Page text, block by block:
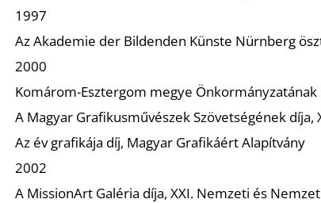
1997
Az Akademie der Bildenden Künste Nürnberg
2000
Komárom-Esztergom megye Önkormányzatának
A Magyar Grafikusművészek Szövetségének díja,
Az év grafikája díj, Magyar Grafikáért Alapítvány
2002
A MissionArt Galéria díja, XXI. Nemzeti és